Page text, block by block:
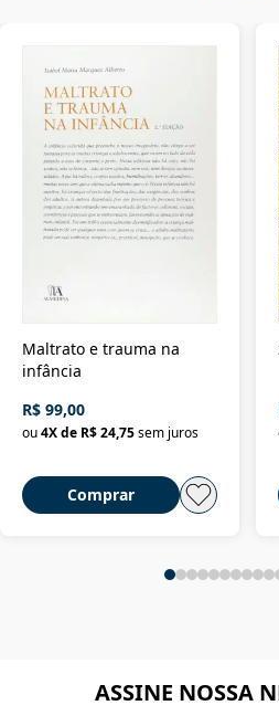
Maltrato e trauma na
infância
R$ 99,00
ou4X de R$ 24,75sem juros
Comprar
ASSINE NOSSA